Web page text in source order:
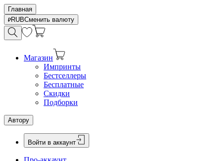
Главная
RUBСменить валюту
Магазин
Импринты
Бестселлеры
Бесплатные
Скидки
Подборки
Автору
Войти в аккаунт